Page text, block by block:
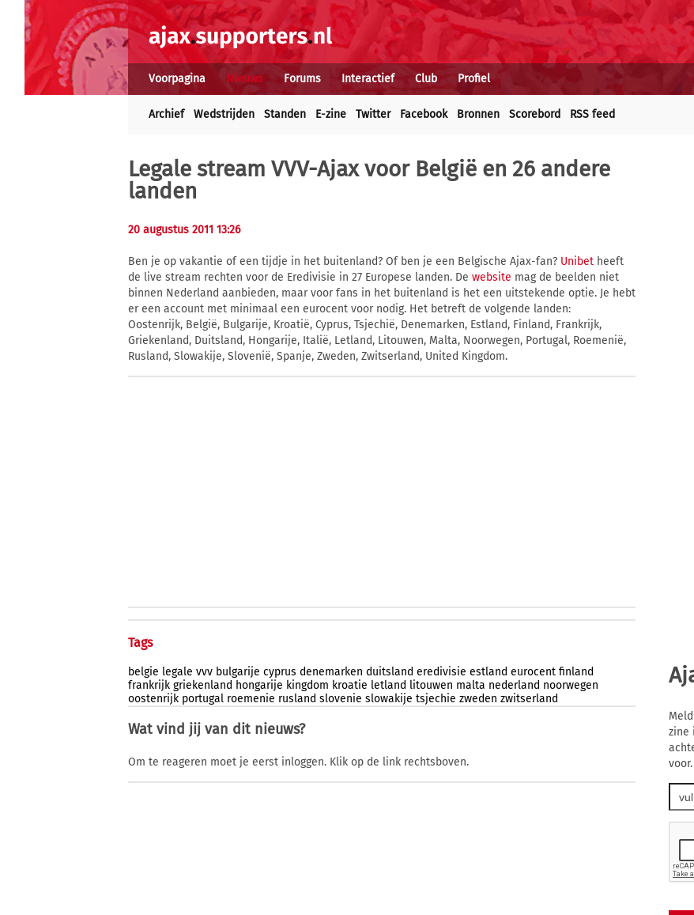
Voorpagina Nieuws Forums Interactief Club Profiel
Archief Wedstrijden Standen E-zine Twitter Facebook Bronnen Scorebord RSS feed
Legale stream VVV-Ajax voor België en 26 andere
landen
20 augustus 2011 13:26
Ben je op vakantie of een tijdje in het buitenland? Of ben je een Belgische Ajax-fan? Unibet heeft
de live stream rechten voor de Eredivisie in 27 Europese landen. De website mag de beelden niet
binnen Nederland aanbieden, maar voor fans in het buitenland is het een uitstekende optie. Je hebt
er een account met minimaal een eurocent voor nodig. Het betreft de volgende landen:
Oostenrijk, België, Bulgarije, Kroatië, Cyprus, Tsjechië, Denemarken, Estland, Finland, Frankrijk,
Griekenland, Duitsland, Hongarije, Italië, Letland, Litouwen, Malta, Noorwegen, Portugal, Roemenië,
Rusland, Slowakije, Slovenië, Spanje, Zweden, Zwitserland, United Kingdom.
Tags
belgie legale vvv bulgarije cyprus denemarken duitsland eredivisie estland eurocent finland
frankrijk griekenland hongarije kingdom kroatie letland litouwen malta nederland noorwegen
oostenrijk portugal roemenie rusland slovenie slowakije tsjechie zweden zwitserland
Wat vind jij van dit nieuws?
Om te reageren moet je eerst inloggen. Klik op de link rechtsboven.
zine
voor.